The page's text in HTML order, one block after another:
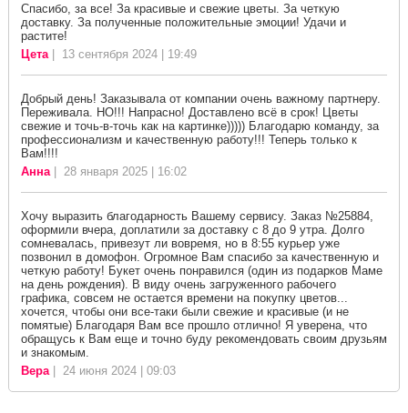
Спасибо, за все! За красивые и свежие цветы. За четкую
доставку. За полученные положительные эмоции! Удачи и
растите!
Цета| 13 сентября 2024 | 19:49
Добрый день! Заказывала от компании очень важному партнеру.
Переживала. НО!!! Напрасно! Доставлено всё в срок! Цветы
свежие и точь-в-точь как на картинке))))) Благодарю команду, за
профессионализм и качественную работу!!! Теперь только к
Вам!!!!
Анна| 28 января 2025 | 16:02
Хочу выразить благодарность Вашему сервису. Заказ №25884,
оформили вчера, доплатили за доставку с 8 до 9 утра. Долго
сомневалась, привезут ли вовремя, но в 8:55 курьер уже
позвонил в домофон. Огромное Вам спасибо за качественную и
четкую работу! Букет очень понравился (один из подарков Маме
на день рождения). В виду очень загруженного рабочего
графика, совсем не остается времени на покупку цветов...
хочется, чтобы они все-таки были свежие и красивые (и не
помятые) Благодаря Вам все прошло отлично! Я уверена, что
обращусь к Вам еще и точно буду рекомендовать своим друзьям
и знакомым.
Вера| 24 июня 2024 | 09:03